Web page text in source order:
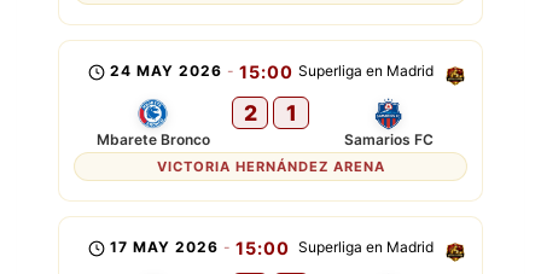
Superliga en Madrid
24 MAY 2026 - 15:00
Mbarete Bronco
2 1
Samarios FC
VICTORIA HERNÁNDEZ ARENA
Superliga en Madrid
17 MAY 2026 - 15:00